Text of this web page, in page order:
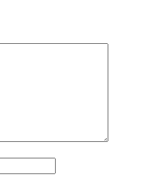
медный
cвинец,
цинк,
нихром
чугунные
стальные